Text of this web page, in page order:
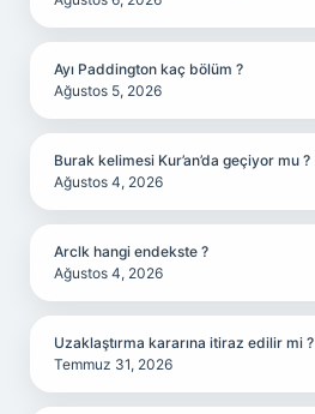
Ayı Paddington kaç bölüm ?
Ağustos 5, 2026
Burak kelimesi Kur’an’da geçiyor mu ?
Ağustos 4, 2026
Arclk hangi endekste ?
Ağustos 4, 2026
Uzaklaştırma kararına itiraz edilir mi ?
Temmuz 31, 2026